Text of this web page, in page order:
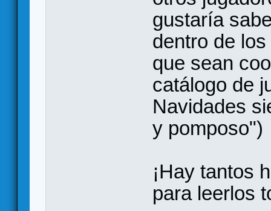
gustaría
dentro de
que sean
catálogo de
Navidades
y pomposo")
¡Hay tantos
para leerlos